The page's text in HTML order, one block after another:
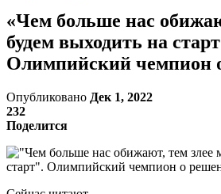
«Чем больше нас
будем выходить на
Олимпийский чемпион
Опубликовано Дек 1, 2022
232
Поделится